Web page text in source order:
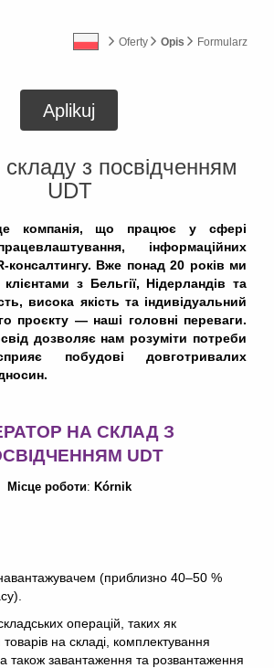
Oferty Opis Formularz
з посвідченням
UDT
компанія, що працює у сфері
інформаційних
консалтингу. Вже понад 20 років ми
з Бельгії, Нідерландів та
висока якість та індивідуальний
проєкту — наші головні переваги.
дозволяє нам розуміти потреби
побудові довготривалих
НА СКЛАД З
UDT
Місце роботи: Kórnik
(приблизно 40–50 %
операцій, таких як
на складі, комплектування
також завантаження та розвантаження
Aplikuj